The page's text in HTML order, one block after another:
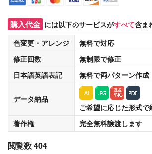
購入代金 には以下のサービスがすべて含ま
色変更・アレンジ
無料で対応
修正回数
無制限で修正
日本語英語表記
無料で両パターン作成
データ納品
ご希望に応じた形式で
著作権
完全無料譲渡します
閲覧数 404